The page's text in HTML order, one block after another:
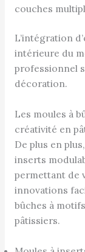
couches
L’intégration
intérieure du
professionnel
décoration.
Les moules à
créativité en
De plus en
inserts
permettant de
innovations
bûches à
pâtissiers.